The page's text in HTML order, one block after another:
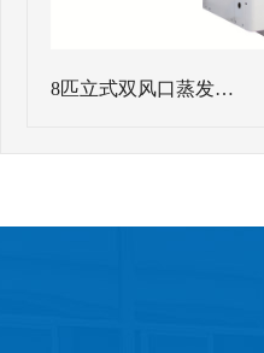
8匹立式双风口蒸发…